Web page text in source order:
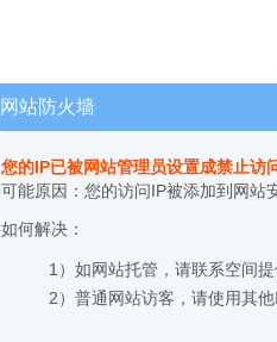
网站防火墙
您的IP已被网站管理员设置成禁止访
可能原因：您的访问IP被添加到网站
如何解决：
1）如网站托管，请联系空间提
2）普通网站访客，请使用其